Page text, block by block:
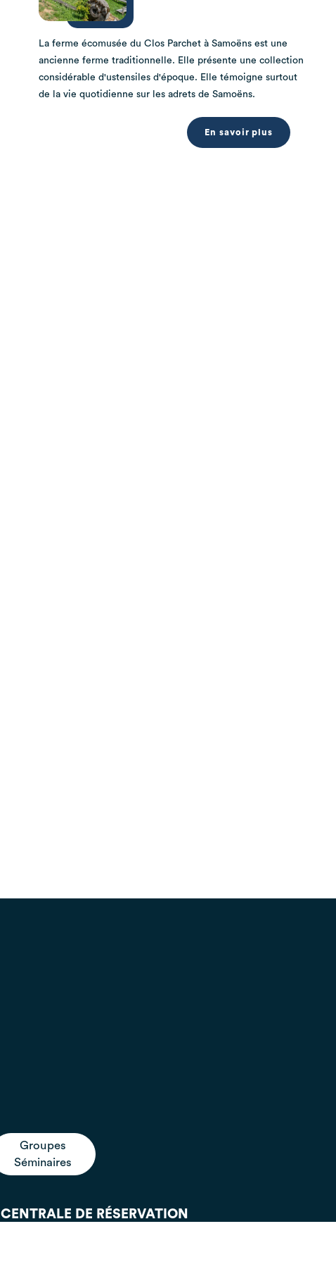
La ferme écomusée du Clos Parchet à Samoëns est une
ancienne ferme traditionnelle. Elle présente une collection
considérable d'ustensiles d'époque. Elle témoigne surtout
de la vie quotidienne sur les adrets de Samoëns.
En savoir plus
Groupes
Séminaires
CENTRALE DE RÉSERVATION